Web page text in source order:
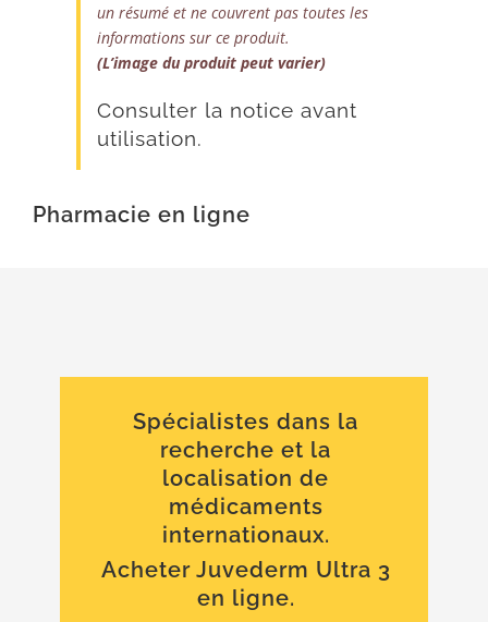
un résumé et ne couvrent pas toutes les
informations sur ce produit.
(L’image du produit peut varier)
Consulter la notice avant
utilisation.
Pharmacie en ligne
Spécialistes dans la
recherche et la
localisation de
médicaments
internationaux.
Acheter Juvederm Ultra 3
en ligne.